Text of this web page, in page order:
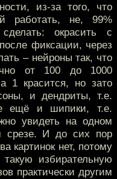
из-за того, что
работать, не, 99%
окрасить с
фиксации, через
– нейроны так, что
от 100 до 1000
1 красится, но зато
и дендриты, т.е.
ещё и шипики, т.е.
увидеть на одном
срезе. И до сих пор
картинок нет, потому
избирательную
практически другим